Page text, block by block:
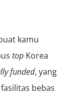
kamu
top Korea
funded, yang
bebas